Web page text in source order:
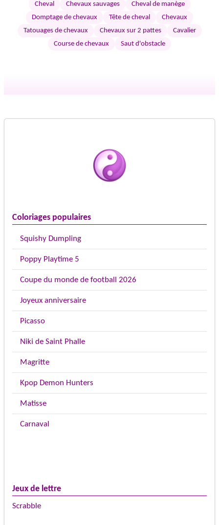
Coloriages populaires
Squishy Dumpling
Poppy Playtime 5
Coupe du monde de football 2026
Joyeux anniversaire
Picasso
Niki de Saint Phalle
Magritte
Kpop Demon Hunters
Matisse
Carnaval
Jeux de lettre
Scrabble
Cheval Chevaux sauvages
Cheval de manège
Domptage de chevaux
Tête de cheval
Chevaux
Tatouages de chevaux
Chevaux sur 2 pattes
Cavalier
Course de chevaux
Saut d'obstacle